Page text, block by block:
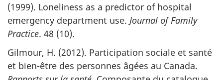
(1999). Loneliness as a predictor of hospital
emergency department use. Journal of Family
Practice. 48 (10).
Gilmour, H. (2012). Participation sociale et santé
et bien-être des personnes âgées au Canada.